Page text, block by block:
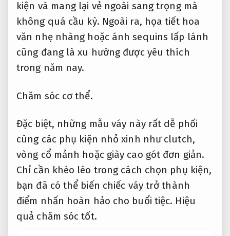
kiện và mang lại vẻ ngoài sang trọng mà
không quá cầu kỳ. Ngoài ra, họa tiết hoa
văn nhẹ nhàng hoặc ánh sequins lấp lánh
cũng đang là xu hướng được yêu thích
trong năm nay.
Chăm sóc cơ thể.
Đặc biệt, những mẫu váy này rất dễ phối
cùng các phụ kiện nhỏ xinh như clutch,
vòng cổ mảnh hoặc giày cao gót đơn giản.
Chỉ cần khéo léo trong cách chọn phụ kiện,
bạn đã có thể biến chiếc váy trở thành
điểm nhấn hoàn hảo cho buổi tiệc. Hiệu
quả chăm sóc tốt.